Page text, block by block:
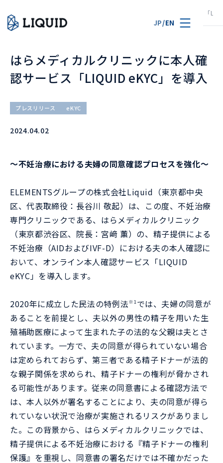
JP/EN
TOP はらメディカルクリニックに本人確認サービス「
はらメディカルクリニックに本人確
認サービス「LIQUID eKYC」を導入
プレスリリース eKYC
2024.04.02
～不妊治療における夫婦の同意確認プロセスを強化～
ELEMENTSグループの株式会社Liquid（東京都中央
区、代表取締役：長谷川 敬起）は、この度、不妊治療
専門クリニックである、はらメディカルクリニック
（東京都渋谷区、院長：宮﨑 薫）の、精子提供による
不妊治療（AIDおよびIVF-D）における夫の本人確認に
おいて、オンライン本人確認サービス「LIQUID
eKYC」を導入します。
2020年に成立した民法の特例法※1では、夫婦の同意が
あることを前提とし、夫以外の男性の精子を用いた生
殖補助医療によって生まれた子の法的な父親は夫とさ
れています。一方で、夫の同意が得られていない場合
は定められておらず、第三者である精子ドナーが法的
な親子関係を求められ、精子ドナーの権利が脅かされ
る可能性があります。従来の同意書による確認方法で
は、本人以外が署名することにより、夫の同意が得ら
れていない状況で治療が実施されるリスクがありまし
た。この背景から、はらメディカルクリニックでは、
精子提供による不妊治療における『精子ドナーの権利
保護』を重視し、同意書の署名だけでは不確かだった